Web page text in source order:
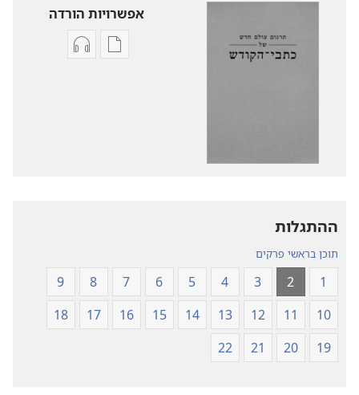
אפשרויות הורדה
אפשרויותאפשרויות
ההתגלות
תוכן בראשי פרקים
1
2
3
4
5
6
7
8
9
10
11
12
13
14
15
16
17
18
19
20
21
22